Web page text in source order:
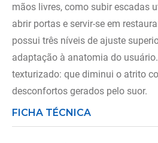
mãos livres, como subir escadas
abrir portas e servir-se em
possui três níveis de ajuste
adaptação à anatomia do
texturizado: que diminui o atrito
desconfortos gerados pelo suor.
FICHA TÉCNICA